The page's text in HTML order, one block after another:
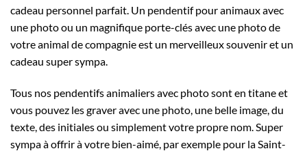
cadeau personnel parfait. Un pendentif pour animaux avec
une photo ou un magnifique porte-clés avec une photo de
votre animal de compagnie est un merveilleux souvenir et un
cadeau super sympa.
Tous nos pendentifs animaliers avec photo sont en titane et
vous pouvez les graver avec une photo, une belle image, du
texte, des initiales ou simplement votre propre nom. Super
sympa à offrir à votre bien-aimé, par exemple pour la Saint-